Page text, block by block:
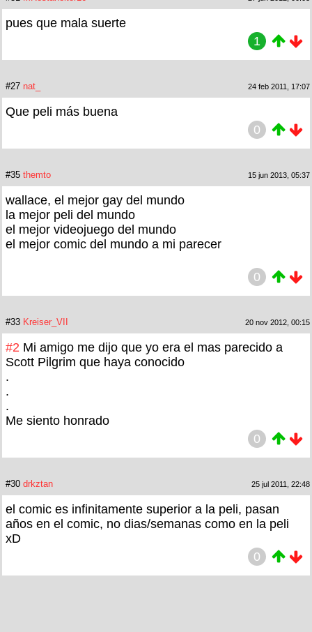
pues que mala suerte
1
#27 nat_ 24 feb 2011, 17:07
Que peli más buena
0
#35 themto 15 jun 2013, 05:37
wallace, el mejor gay del mundo
la mejor peli del mundo
el mejor videojuego del mundo
el mejor comic del mundo a mi parecer
0
#33 Kreiser_VII 20 nov 2012, 00:15
#2 Mi amigo me dijo que yo era el mas parecido a
Scott Pilgrim que haya conocido
.
.
.
Me siento honrado
0
#30 drkztan 25 jul 2011, 22:48
el comic es infinitamente superior a la peli, pasan
años en el comic, no dias/semanas como en la peli
xD
0